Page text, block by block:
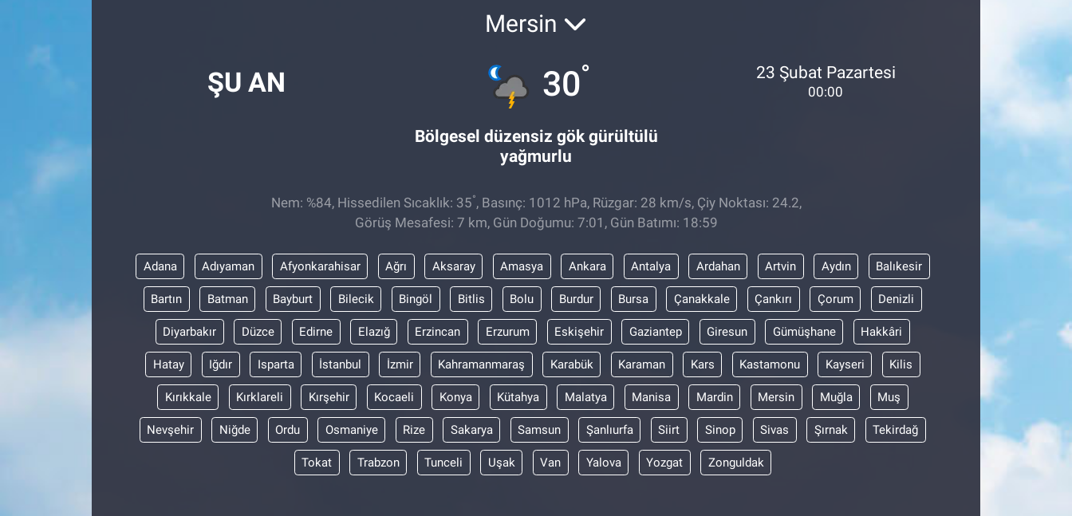
ŞU AN
Mersin
30°
Bölgesel düzensiz gök gürültülü
yağmurlu
23 Şubat Pazartesi
00:00
Nem: %84, Hissedilen Sıcaklık: 35°, Basınç: 1012 hPa, Rüzgar: 28 km/s, Çiy Noktası: 24.2,
Görüş Mesafesi: 7 km, Gün Doğumu: 7:01, Gün Batımı: 18:59
Adana Adıyaman Afyonkarahisar Ağrı Aksaray Amasya Ankara Antalya Ardahan Artvin Aydın Balıkesir
Bartın Batman Bayburt Bilecik Bingöl Bitlis Bolu Burdur Bursa Çanakkale Çankırı Çorum Denizli
Diyarbakır Düzce Edirne Elazığ Erzincan Erzurum Eskişehir Gaziantep Giresun Gümüşhane Hakkâri
Hatay Iğdır Isparta İstanbul İzmir Kahramanmaraş Karabük Karaman Kars Kastamonu Kayseri Kilis
Kırıkkale Kırklareli Kırşehir Kocaeli Konya Kütahya Malatya Manisa Mardin Mersin Muğla Muş
Nevşehir Niğde Ordu Osmaniye Rize Sakarya Samsun Şanlıurfa Siirt Sinop Sivas Şırnak Tekirdağ
Tokat Trabzon Tunceli Uşak Van Yalova Yozgat Zonguldak